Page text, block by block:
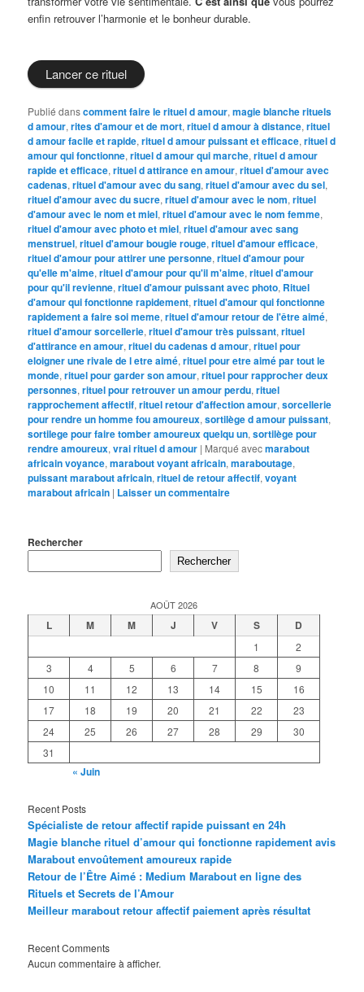
enfin retrouver l’harmonie et le bonheur durable.
Lancer ce rituel
Publié danscomment faire le rituel d amour,magie blanche rituels
d amour,rites d'amour et de mort,rituel d amour à distance,rituel
d amour facile et rapide,rituel d amour puissant et efficace,rituel d
amour qui fonctionne,rituel d amour qui marche,rituel d amour
rapide et efficace,rituel d attirance en amour,rituel d'amour avec
cadenas,rituel d'amour avec du sang,rituel d'amour avec du sel,
rituel d'amour avec du sucre,rituel d'amour avec le nom,rituel
d'amour avec le nom et miel,rituel d'amour avec le nom femme,
rituel d'amour avec photo et miel,rituel d'amour avec sang
menstruel,rituel d'amour bougie rouge,rituel d'amour efficace,
rituel d'amour pour attirer une personne,rituel d'amour pour
qu'elle m'aime,rituel d'amour pour qu'il m'aime,rituel d'amour
pour qu'il revienne,rituel d'amour puissant avec photo, Rituel
d'amour qui fonctionne rapidement,rituel d'amour qui fonctionne
rapidement a faire soi meme,rituel d'amour retour de l'être aimé,
rituel d'amour sorcellerie,rituel d'amour très puissant,rituel
d'attirance en amour,rituel du cadenas d amour,rituel pour
eloigner une rivale de l etre aimé,rituel pour etre aimé par tout le
monde,rituel pour garder son amour,rituel pour rapprocher deux
personnes,rituel pour retrouver un amour perdu,rituel
rapprochement affectif,rituel retour d'affection amour,sorcellerie
pour rendre un homme fou amoureux,sortilège d amour puissant,
sortilege pour faire tomber amoureux quelqu un,sortilège pour
rendre amoureux,vrai rituel d amour | Marqué avecmarabout
africain voyance,marabout voyant africain,maraboutage,
puissant marabout africain,rituel de retour affectif,voyant
marabout africain | Laisser un commentaire
Rechercher
Rechercher
AOÛT 2026
L M M J V S D
1
2
3
4 5 6 7 8
9
10
11 12 13 14 15
16
17
18 19 20 21 22
23
24
25 26 27 28 29
30
31
« Juin
Recent Posts
Spécialiste de retour affectif rapide puissant en 24h
Magie blanche rituel d’amour qui fonctionne rapidement avis
Marabout envoûtement amoureux rapide
Retour de l’Être Aimé : Medium Marabout en ligne des
Rituels et Secrets de l’Amour
Meilleur marabout retour affectif paiement après résultat
Recent Comments
Aucun commentaire à afficher.